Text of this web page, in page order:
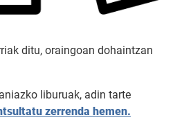
ditu, oraingoan dohaintzan
liburuak, adin tarte
zerrenda hemen.